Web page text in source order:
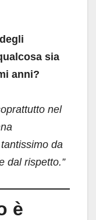
sia
anni?
nel
da
dal rispetto.”
è